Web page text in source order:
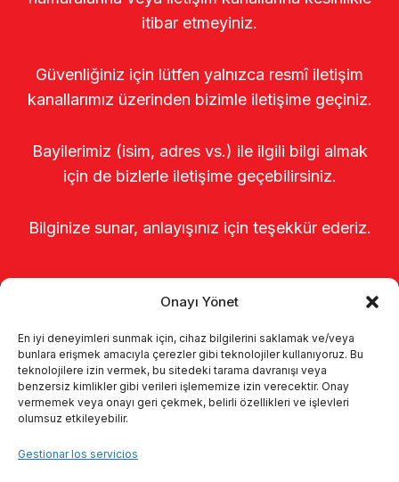
Onayı Yönet
En iyi deneyimleri sunmak için, cihaz bilgilerini saklamak ve/veya
bunlara erişmek amacıyla çerezler gibi teknolojiler kullanıyoruz. Bu
teknolojilere izin vermek, bu sitedeki tarama davranışı veya
benzersiz kimlikler gibi verileri işlememize izin verecektir. Onay
vermemek veya onayı geri çekmek, belirli özellikleri ve işlevleri
olumsuz etkileyebilir.
Gestionar los servicios
itibar etmeyiniz.
Güvenliğiniz için lütfen yalnızca resmî iletişim
kanallarımız üzerinden bizimle iletişime geçiniz.
Bayilerimiz (isim, adres vs.) ile ilgili bilgi almak
için de bizlerle iletişime geçebilirsiniz.
Bilginize sunar, anlayışınız için teşekkür ederiz.
Página de inicio
Sobre nosotros